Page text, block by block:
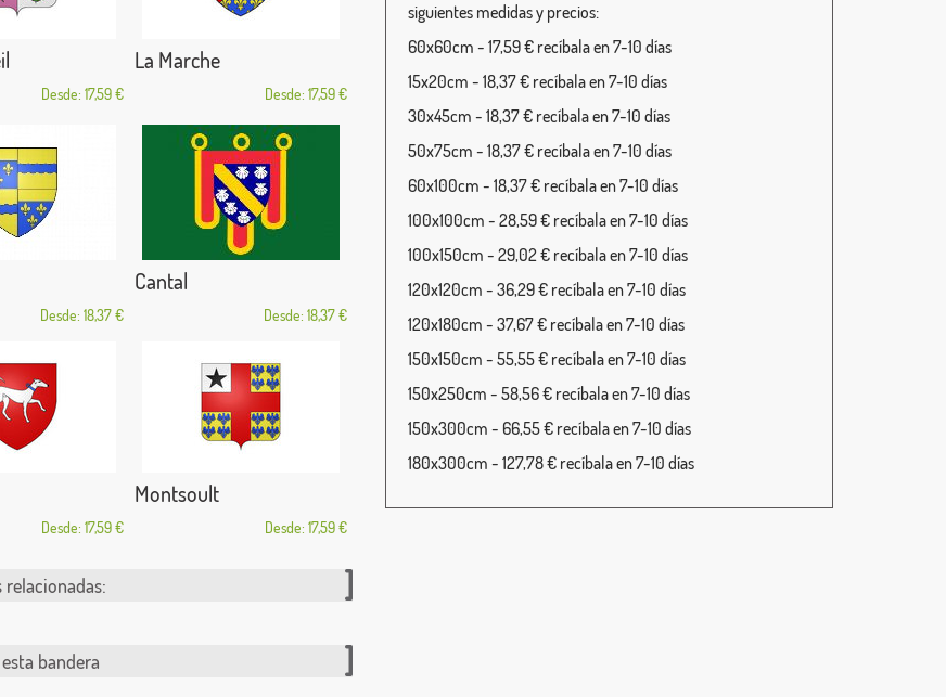
Desde: 17,59 €
La Marche
Desde: 17,59 €
Desde: 18,37 €
Cantal
Desde: 18,37 €
Desde: 17,59 €
Montsoult
Desde: 17,59 €
relacionadas:
bandera
siguientes medidas y precios:
60x60cm - 17,59 € recíbala en 7-10 días
15x20cm - 18,37 € recíbala en 7-10 días
30x45cm - 18,37 € recíbala en 7-10 días
50x75cm - 18,37 € recíbala en 7-10 días
60x100cm - 18,37 € recíbala en 7-10 días
100x100cm - 28,59 € recíbala en 7-10 días
100x150cm - 29,02 € recíbala en 7-10 días
120x120cm - 36,29 € recíbala en 7-10 días
120x180cm - 37,67 € recíbala en 7-10 días
150x150cm - 55,55 € recíbala en 7-10 días
150x250cm - 58,56 € recíbala en 7-10 días
150x300cm - 66,55 € recíbala en 7-10 días
180x300cm - 127,78 € recíbala en 7-10 días